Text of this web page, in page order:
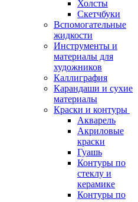
Холсты
Скетчбуки
Вспомогательные
жидкости
Инструменты и
материалы для
художников
Каллиграфия
Карандаши и сухие
материалы
Краски и контуры
Акварель
Акриловые
краски
Гуашь
Контуры по
стеклу и
керамике
Контуры по